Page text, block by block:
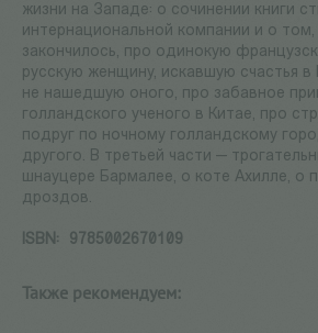
жизни на Западе: о сочинении книги
интернациональной компании и о
закончилось, про одинокую
русскую женщину, искавшую счастья в
не нашедшую оного, про забавное
голландского ученого в Китае, про
подруг по ночному голландскому
другого. В третьей части —
шнауцере Бармалее, о коте Ахилле, о
дроздов.
ISBN: 9785002670109
Также рекомендуем: